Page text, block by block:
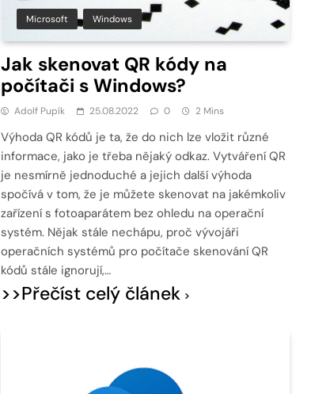
Microsoft Windows
Jak skenovat QR kódy na
počítači s Windows?
Adolf Pupík 25.08.2022 0 2 Mins
Výhoda QR kódů je ta, že do nich lze vložit různé
informace, jako je třeba nějaký odkaz. Vytváření QR
je nesmírně jednoduché a jejich další výhoda
spočívá v tom, že je můžete skenovat na jakémkoliv
zařízení s fotoaparátem bez ohledu na operační
systém. Nějak stále nechápu, proč vývojáři
operačních systémů pro počítače skenování QR
kódů stále ignorují,…
>>Přečíst celý článek